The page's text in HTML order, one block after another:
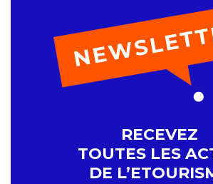
RECEVEZ
TOUTES LES
DE